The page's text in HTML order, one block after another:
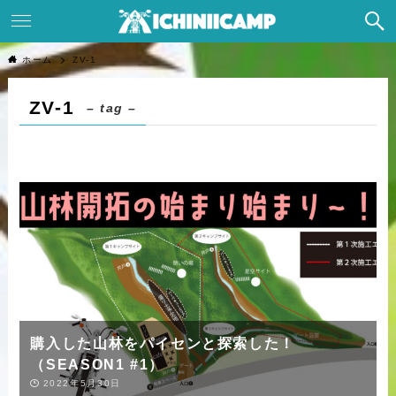
ホーム ZV-1
ZV-1 – tag –
購入した山林をパイセンと探索した！
（SEASON1 #1）
2022年5月30日